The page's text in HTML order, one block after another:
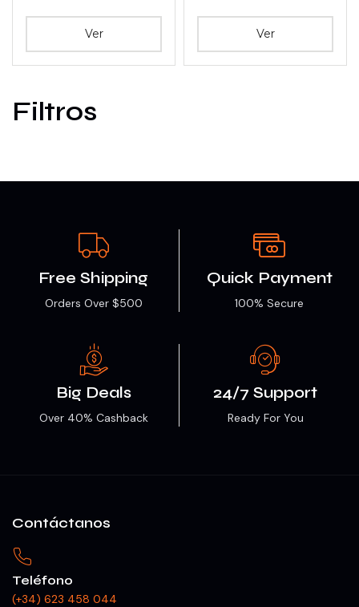
Filtros
Ver Ver
Free Shipping
Orders Over $500
Quick Payment
100% Secure
Big Deals
Over 40% Cashback
24/7 Support
Ready For You
Contáctanos
Teléfono
(+34) 623 458 044